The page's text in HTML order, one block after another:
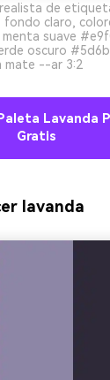
de
fondo claro,
suave
oscuro
mate --ar 3:2
Lavanda
Gratis
lavanda